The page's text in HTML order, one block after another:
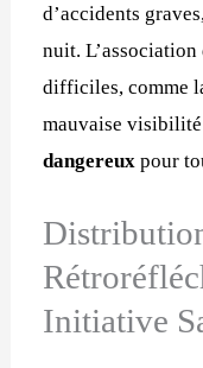
d’accidents
nuit.
difficiles, comme
mauvaise
dangereuxpour
Initiative